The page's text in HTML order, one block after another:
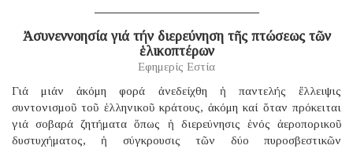
Ἀσυνεννοησία γιά τήν διερεύνηση τῆς πτώσεως τῶν
ἑλικοπτέρων
Εφημερίς Εστία
Γιά μιάν ἀκόμη φορά ἀνεδείχθη ἡ παντελής ἔλλειψις
συντονισμοῦ τοῦ ἑλληνικοῦ κράτους, ἀκόμη καί ὅταν πρόκειται
γιά σοβαρά ζητήματα ὅπως ἡ διερεύνησις ἑνός ἀεροπορικοῦ
δυστυχήματος, ἡ σύγκρουσις τῶν δύο πυροσβεστικῶν